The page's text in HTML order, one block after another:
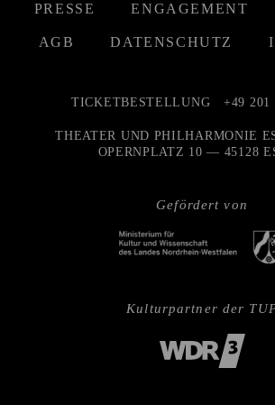
PRESSE ENGAGEMENT
AGB DATENSCHUTZ
Gefördert von
TICKETBESTELLUNG +49 201
THEATER UND PHILHARMONIE
OPERNPLATZ 10 — 45128
Kulturpartner der